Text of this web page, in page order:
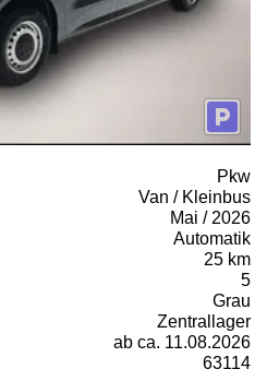
Pkw
Van / Kleinbus
Mai / 2026
Automatik
25 km
5
Grau
Zentrallager
ab ca. 11.08.2026
63114